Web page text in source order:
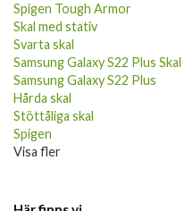
Spigen Tough Armor
Skal med stativ
Svarta skal
Samsung Galaxy S22 Plus Skal
Samsung Galaxy S22 Plus
Hårda skal
Stöttåliga skal
Spigen
Visa fler